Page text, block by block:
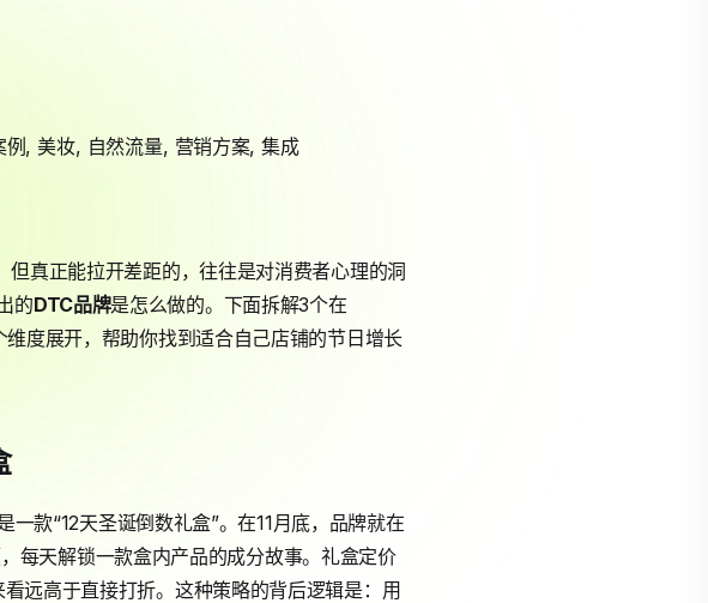
,美妆, 自然流量, 营销方案,集成
真正能拉开差距的，往往是对消费者心理的洞
的DTC品牌是怎么做的。下面拆解3个在
度展开，帮助你找到适合自己店铺的节日增长
款“12天圣诞倒数礼盒”。在11月底，品牌就在
每天解锁一款盒内产品的成分故事。礼盒定价
远高于直接打折。这种策略的背后逻辑是：用